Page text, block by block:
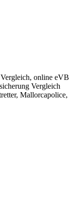
online eVB
Vergleich
Mallorcapolice,